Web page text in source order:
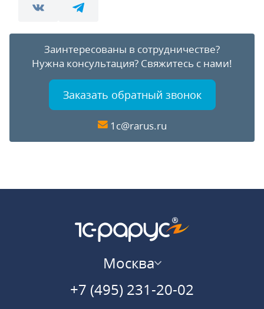
Заинтересованы в сотрудничестве?
Нужна консультация? Свяжитесь с нами!
Заказать обратный звонок
1c@rarus.ru
Москва
+7 (495) 231-20-02